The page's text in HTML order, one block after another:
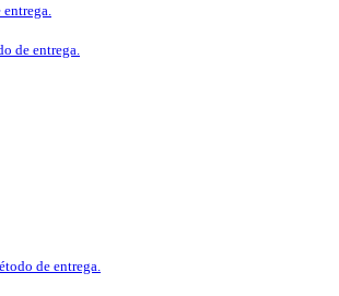
de entrega.
de entrega.